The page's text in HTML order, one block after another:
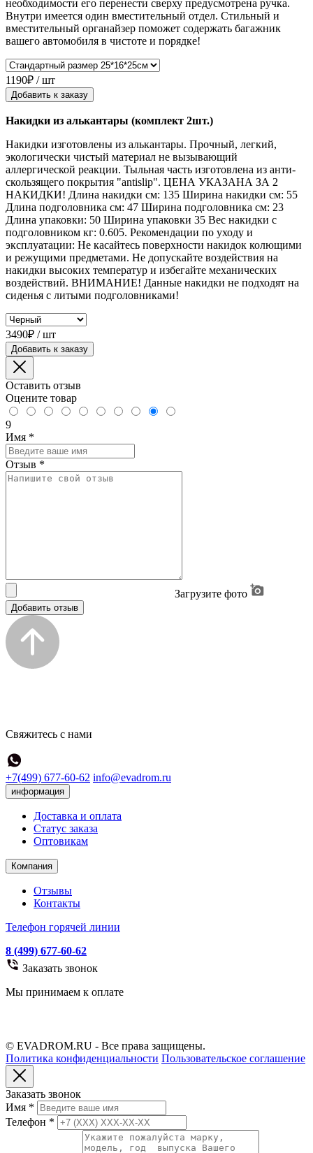
необходимости его перенести сверху предусмотрена ручка.
Внутри имеется один вместительный отдел. Стильный и
вместительный органайзер поможет содержать багажник
вашего автомобиля в чистоте и порядке!
1190₽ / шт
Добавить к заказу
Накидки из алькантары (комплект 2шт.)
Накидки изготовлены из алькантары. Прочный, легкий,
экологически чистый материал не вызывающий
аллергической реакции. Тыльная часть изготовлена из анти-
скользящего покрытия "antislip". ЦЕНА УКАЗАНА ЗА 2
НАКИДКИ! Длина накидки см: 135 Ширина накидки см: 55
Длина подголовника см: 47 Ширина подголовника см: 23
Длина упаковки: 50 Ширина упаковки 35 Вес накидки с
подголовником кг: 0.605. Рекомендации по уходу и
эксплуатации: Не касайтесь поверхности накидок колющими
и режущими предметами. Не допускайте воздействия на
накидки высоких температур и избегайте механических
воздействий. ВНИМАНИЕ! Данные накидки не подходят на
сиденья с литыми подголовниками!
3490₽ / шт
Добавить к заказу
Оставить отзыв
Оцените товар
9
Имя *
Отзыв *
Загрузите фото
Добавить отзыв
Свяжитесь с нами
+7(499) 677-60-62 info@evadrom.ru
информация
Доставка и оплата
Статус заказа
Оптовикам
Компания
Отзывы
Контакты
Телефон горячей линии
8 (499) 677-60-62
Заказать звонок
Мы принимаем к оплате
© EVADROM.RU - Все права защищены.
Политика конфиденциальности Пользовательское соглашение
Заказать звонок
Имя *
Телефон *